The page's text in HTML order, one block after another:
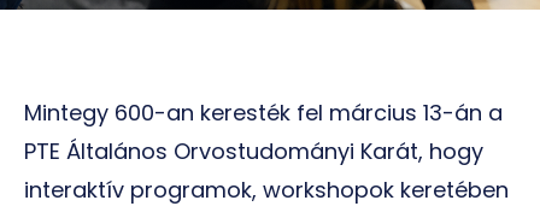
Mintegy 600-an keresték fel március 13-án a
PTE Általános Orvostudományi Karát, hogy
interaktív programok, workshopok keretében